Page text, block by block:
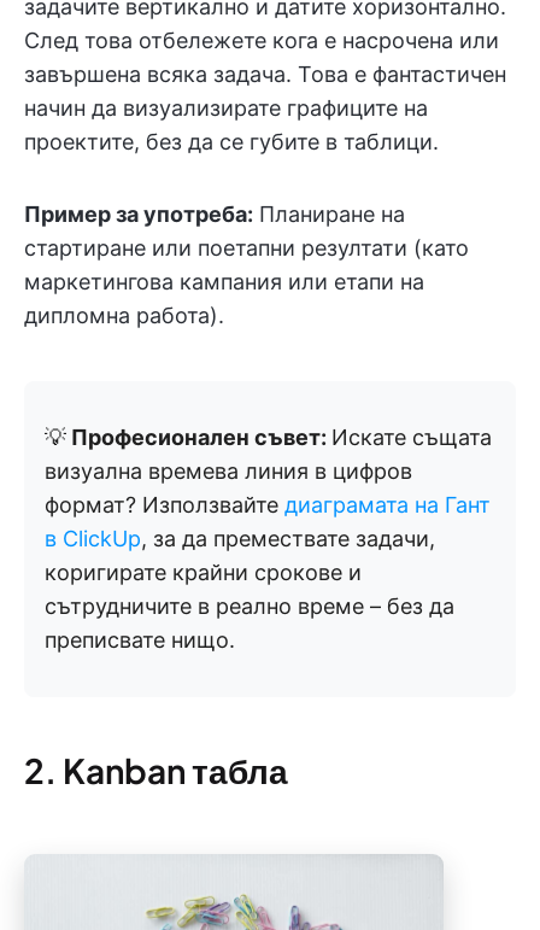
задачите вертикално и датите хоризонтално.
След това отбележете кога е насрочена или
завършена всяка задача. Това е фантастичен
начин да визуализирате графиците на
проектите, без да се губите в таблици.
Пример за употреба: Планиране на
стартиране или поетапни резултати (като
маркетингова кампания или етапи на
дипломна работа).
💡 Професионален съвет: Искате същата
визуална времева линия в цифров
формат? Използвайте диаграмата на Гант
в ClickUp, за да премествате задачи,
коригирате крайни срокове и
сътрудничите в реално време – без да
преписвате нищо.
2. Kanban табла